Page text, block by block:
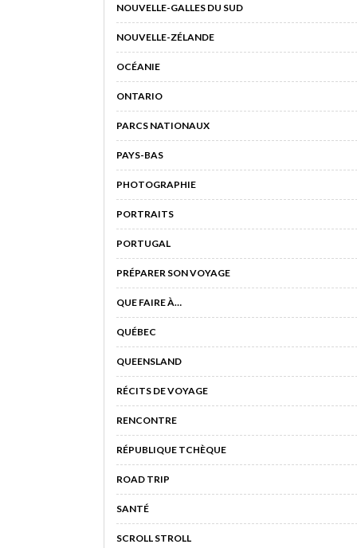
NOUVELLE-GALLES DU SUD
NOUVELLE-ZÉLANDE
OCÉANIE
ONTARIO
PARCS NATIONAUX
PAYS-BAS
PHOTOGRAPHIE
PORTRAITS
PORTUGAL
PRÉPARER SON VOYAGE
QUE FAIRE À…
QUÉBEC
QUEENSLAND
RÉCITS DE VOYAGE
RENCONTRE
RÉPUBLIQUE TCHÈQUE
ROAD TRIP
SANTÉ
SCROLL STROLL